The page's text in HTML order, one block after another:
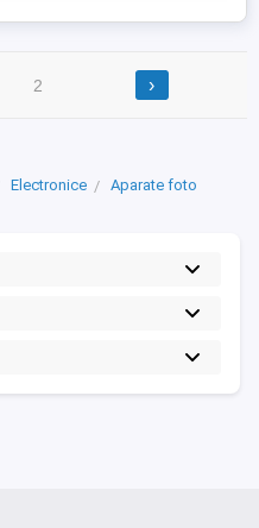
2 ›
Electronice
Aparate foto